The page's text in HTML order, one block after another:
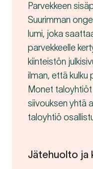
Parvekkeen
Suurimman
lumi, joka
parvekkeelle
kiinteistön
ilman, että kulku
Monet
siivouksen yhtä
taloyhtiö
Jätehuolto ja